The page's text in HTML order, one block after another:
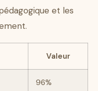
et les
Valeur
96%